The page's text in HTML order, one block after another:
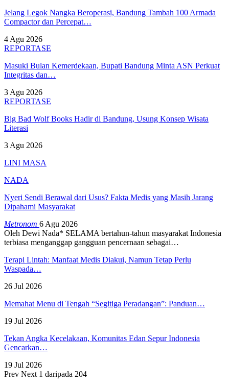
Jelang Legok Nangka Beroperasi, Bandung Tambah 100 Armada
Compactor dan Percepat…
4 Agu 2026
REPORTASE
Masuki Bulan Kemerdekaan, Bupati Bandung Minta ASN Perkuat
Integritas dan…
3 Agu 2026
REPORTASE
Big Bad Wolf Books Hadir di Bandung, Usung Konsep Wisata
Literasi
3 Agu 2026
LINI MASA
NADA
Nyeri Sendi Berawal dari Usus? Fakta Medis yang Masih Jarang
Dipahami Masyarakat
Metronom 6 Agu 2026
Oleh Dewi Nada* SELAMA bertahun-tahun masyarakat Indonesia
terbiasa menganggap gangguan pencernaan sebagai…
Terapi Lintah: Manfaat Medis Diakui, Namun Tetap Perlu
Waspada…
26 Jul 2026
Memahat Menu di Tengah “Segitiga Peradangan”: Panduan…
19 Jul 2026
Tekan Angka Kecelakaan, Komunitas Edan Sepur Indonesia
Gencarkan…
19 Jul 2026
Prev Next 1 daripada 204